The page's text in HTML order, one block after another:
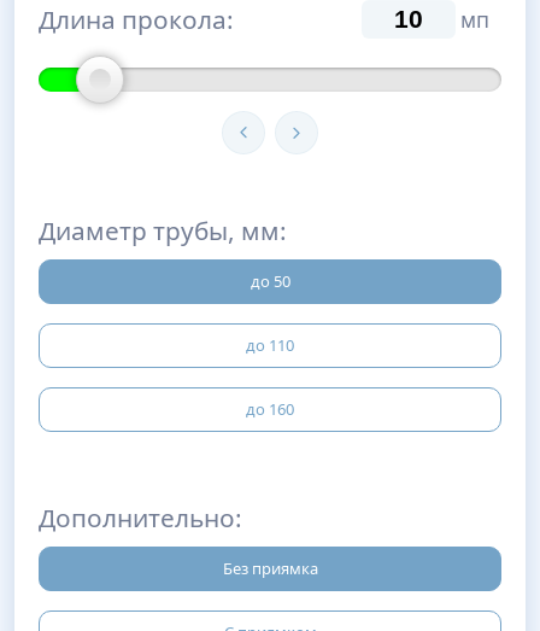
Длина прокола: мп
Диаметр трубы, мм:
до 50
до 110
до 160
Дополнительно:
Без приямка